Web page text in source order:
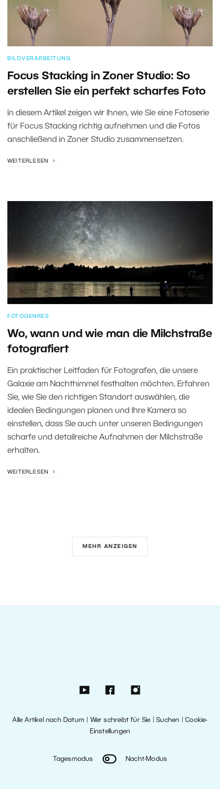
BILDVERARBEITUNG
Focus Stacking in Zoner Studio: So
erstellen Sie ein perfekt scharfes Foto
In diesem Artikel zeigen wir Ihnen, wie Sie eine Fotoserie
für Focus Stacking richtig aufnehmen und die Fotos
anschließend in Zoner Studio zusammensetzen.
WEITERLESEN
FOTOGENRES
Wo, wann und wie man die Milchstraße
fotografiert
Ein praktischer Leitfaden für Fotografen, die unsere
Galaxie am Nachthimmel festhalten möchten. Erfahren
Sie, wie Sie den richtigen Standort auswählen, die
idealen Bedingungen planen und Ihre Kamera so
einstellen, dass Sie auch unter unseren Bedingungen
scharfe und detailreiche Aufnahmen der Milchstraße
erhalten.
WEITERLESEN
MEHR ANZEIGEN
Alle Artikel nach Datum Wer schreibt für Sie |Suchen |Cookie-
Einstellungen
Tagesmodus Nacht-Modus